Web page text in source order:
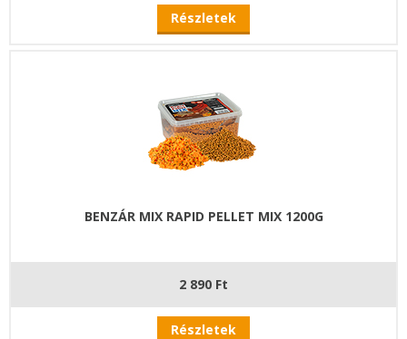
Részletek
BENZÁR MIX RAPID PELLET MIX 1200G
2 890 Ft
Részletek